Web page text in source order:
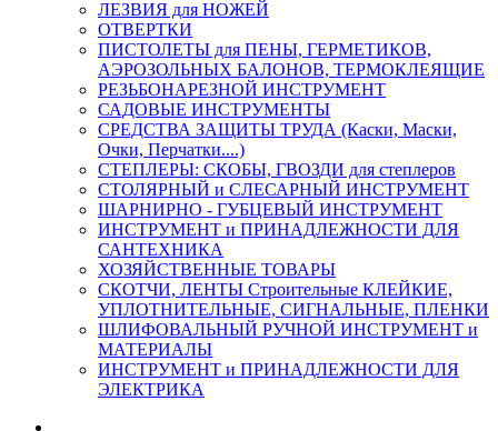
ЛЕЗВИЯ для НОЖЕЙ
ОТВЕРТКИ
ПИСТОЛЕТЫ для ПЕНЫ, ГЕРМЕТИКОВ,
АЭРОЗОЛЬНЫХ БАЛОНОВ, ТЕРМОКЛЕЯЩИЕ
РЕЗЬБОНАРЕЗНОЙ ИНСТРУМЕНТ
САДОВЫЕ ИНСТРУМЕНТЫ
СРЕДСТВА ЗАЩИТЫ ТРУДА (Каски, Маски,
Очки, Перчатки....)
СТЕПЛЕРЫ: СКОБЫ, ГВОЗДИ для степлеров
СТОЛЯРНЫЙ и СЛЕСАРНЫЙ ИНСТРУМЕНТ
ШАРНИРНО - ГУБЦЕВЫЙ ИНСТРУМЕНТ
ИНСТРУМЕНТ и ПРИНАДЛЕЖНОСТИ ДЛЯ
САНТЕХНИКА
ХОЗЯЙСТВЕННЫЕ ТОВАРЫ
СКОТЧИ, ЛЕНТЫ Строительные КЛЕЙКИЕ,
УПЛОТНИТЕЛЬНЫЕ, СИГНАЛЬНЫЕ, ПЛЕНКИ
ШЛИФОВАЛЬНЫЙ РУЧНОЙ ИНСТРУМЕНТ и
МАТЕРИАЛЫ
ИНСТРУМЕНТ и ПРИНАДЛЕЖНОСТИ ДЛЯ
ЭЛЕКТРИКА